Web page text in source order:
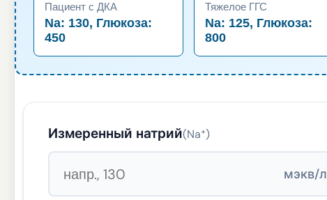
Пациент с ДКА
Na: 130, Глюкоза:
450
Тяжелое ГГС
Na: 125, Глюкоза:
800
Измеренный натрий(Na⁺)
мэкв/л